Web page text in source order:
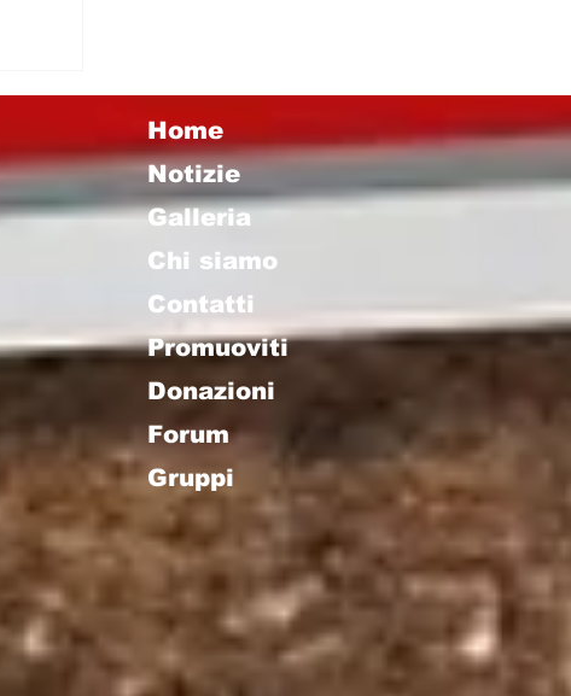
Home
Notizie
Galleria
Chi siamo
Contatti
Promuoviti
Donazioni
Forum
Gruppi